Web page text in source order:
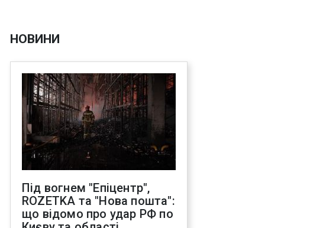
НОВИНИ
Під вогнем "Епіцентр",
ROZETKA та "Нова пошта":
що відомо про удар РФ по